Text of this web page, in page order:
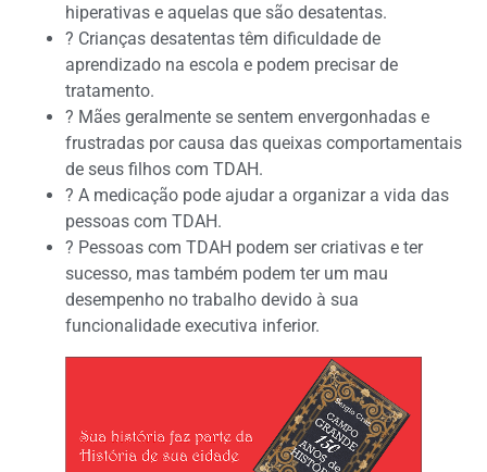
hiperativas e aquelas que são desatentas.
? Crianças desatentas têm dificuldade de
aprendizado na escola e podem precisar de
tratamento.
? Mães geralmente se sentem envergonhadas e
frustradas por causa das queixas comportamentais
de seus filhos com TDAH.
? A medicação pode ajudar a organizar a vida das
pessoas com TDAH.
? Pessoas com TDAH podem ser criativas e ter
sucesso, mas também podem ter um mau
desempenho no trabalho devido à sua
funcionalidade executiva inferior.